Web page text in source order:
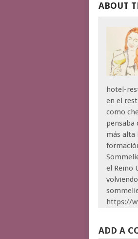
ABOUT
hotel-
en el
como
pensaba
más alta
el Reino
https://
ADD A